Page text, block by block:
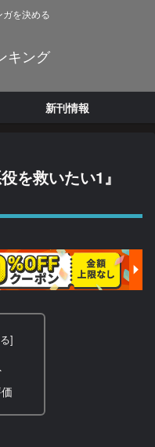
を決める
キング
新刊情報
を救いたい1』